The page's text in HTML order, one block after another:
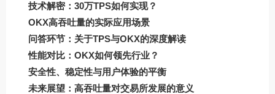
技术解密：30万TPS如何实现？
OKX高吞吐量的实际应用场景
问答环节：关于TPS与OKX的深度解读
性能对比：OKX如何领先行业？
安全性、稳定性与用户体验的平衡
未来展望：高吞吐量对交易所发展的意义